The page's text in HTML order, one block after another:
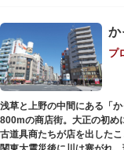
身を清めましょう。「観音
が祀られており、毎日定時
境内の歴史ある建造物も必
の二天門、浅草名所七福神
う）など、悠久の時に思い
日没後はライトアップされ
ます。昼間は約90店舗が軒
かれた「浅草絵巻」を楽し
か
プ
浅草と上野の中間にある「
800mの商店街。大正の初め
古道具商たちが店を出した